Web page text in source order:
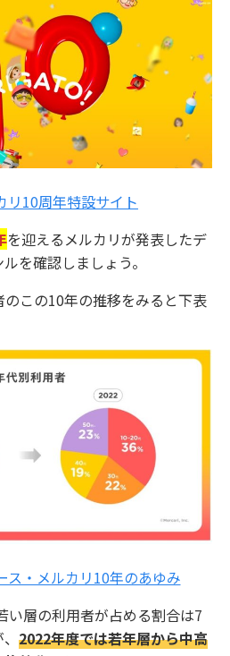
リ10周年特設サイト
を迎えるメルカリが発表したデ
を確認しましょう。
この10年の推移をみると下表
ス・メルカリ10年のあゆみ
い層の利用者が占める割合は7
2022年度では若年層から中高